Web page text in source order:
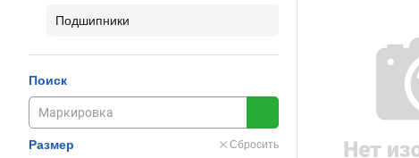
Подшипники
Поиск
Размер Сбросить